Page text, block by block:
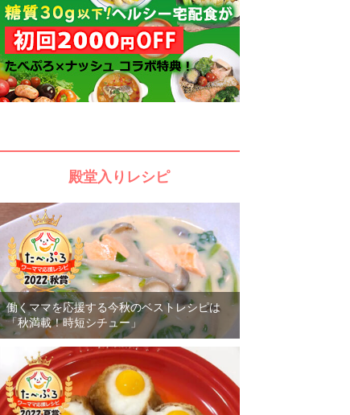
殿堂入りレシピ
働くママを応援する今秋のベストレシピは
「秋満載！時短シチュー」